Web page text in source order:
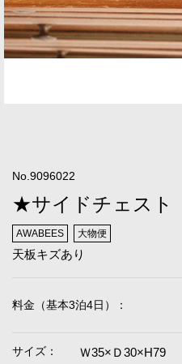
No.9096022
★サイドチェスト
AWABEES 大物便
天板キズあり
料金（基本3泊4日）：
サイズ： Ｗ35×Ｄ30×H79